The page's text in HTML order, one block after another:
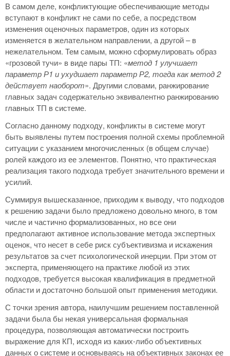
В самом деле, конфликтующие обеспечивающие методы
вступают в конфликт не сами по себе, а посредством
изменения оценочных параметров, один из которых
изменяется в желательном направлении, а другой – в
нежелательном. Тем самым, можно сформулировать образ
«грозовой тучи» в виде пары ТП: «метод 1 улучшает
параметр Р1 и ухудшает параметр Р2, тогда как метод 2
действует наоборот». Другими словами, ранжирование
главных задач содержательно эквивалентно ранжированию
главных ТП в системе.
Согласно данному подходу, конфликты в системе могут
быть выявлены путем построения полной схемы проблемной
ситуации с указанием многочисленных (в общем случае)
ролей каждого из ее элементов. Понятно, что практическая
реализация такого подхода требует значительного времени и
усилий.
Суммируя вышесказанное, приходим к выводу, что подходов
к решению задачи было предложено довольно много, в том
числе и частично формализованных, но все они
предполагают активное использование метода экспертных
оценок, что несет в себе риск субъективизма и искажения
результатов за счет психологической инерции. При этом от
эксперта, применяющего на практике любой из этих
подходов, требуется высокая квалификация в предметной
области и достаточно большой опыт применения методики.
С точки зрения автора, наилучшим решением поставленной
задачи была бы некая универсальная формальная
процедура, позволяющая автоматически построить
выражение для КП, исходя из каких-либо объективных
данных о системе и основываясь на объективных законах ее